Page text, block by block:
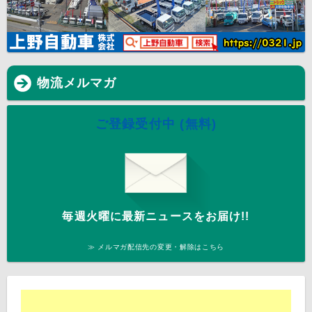
物流メルマガ
ご登録受付中 (無料)
毎週火曜に最新ニュースをお届け!!
≫ メルマガ配信先の変更・解除はこちら